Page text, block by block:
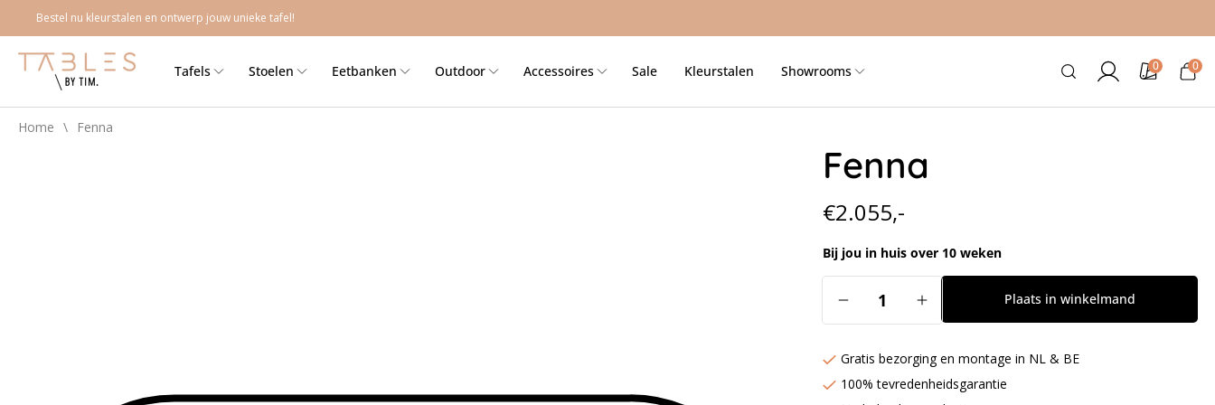
naar de
content
Bestel nu kleurstalen en ontwerp jouw unieke tafel!
Tafels Stoelen Eetbanken Outdoor Accessoires Sale Kleurstalen Showrooms InloggenKleurstalen
0 0
Home \
Fenna
Fenna
Normale
prijs
€2.055,-
Bij jou in huis over 10 weken
Aantal
verlagen
Fenna
Aantal
verhogen
Fenna
Plaats in winkelmand
Gratis bezorging en montage in NL & BE
100% tevredenheidsgarantie